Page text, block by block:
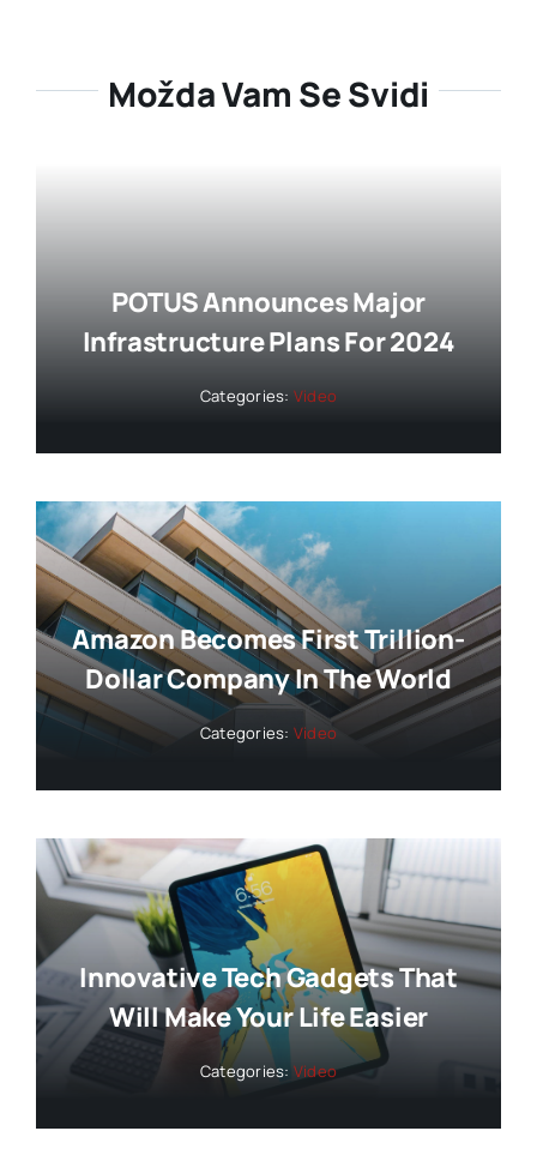
Možda Vam Se Svidi
POTUS Announces Major
Infrastructure Plans For 2024
Categories: Video
Amazon Becomes First Trillion-
Dollar Company In The World
Categories: Video
Innovative Tech Gadgets That
Will Make Your Life Easier
Categories: Video